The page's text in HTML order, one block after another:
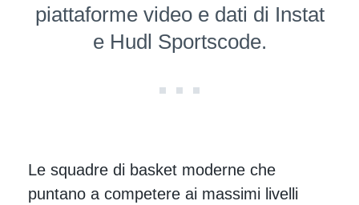
piattaforme video e dati di Instat
e Hudl Sportscode.
Le squadre di basket moderne che
puntano a competere ai massimi livelli